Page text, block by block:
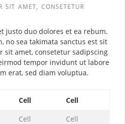
SIT AMET, CONSETETUR
justo duo dolores et ea rebum.
no sea takimata sanctus est sit
sit amet, consetetur sadipscing
tempor invidunt ut labore
erat, sed diam voluptua.
Cell
Cell
Cell
Cell